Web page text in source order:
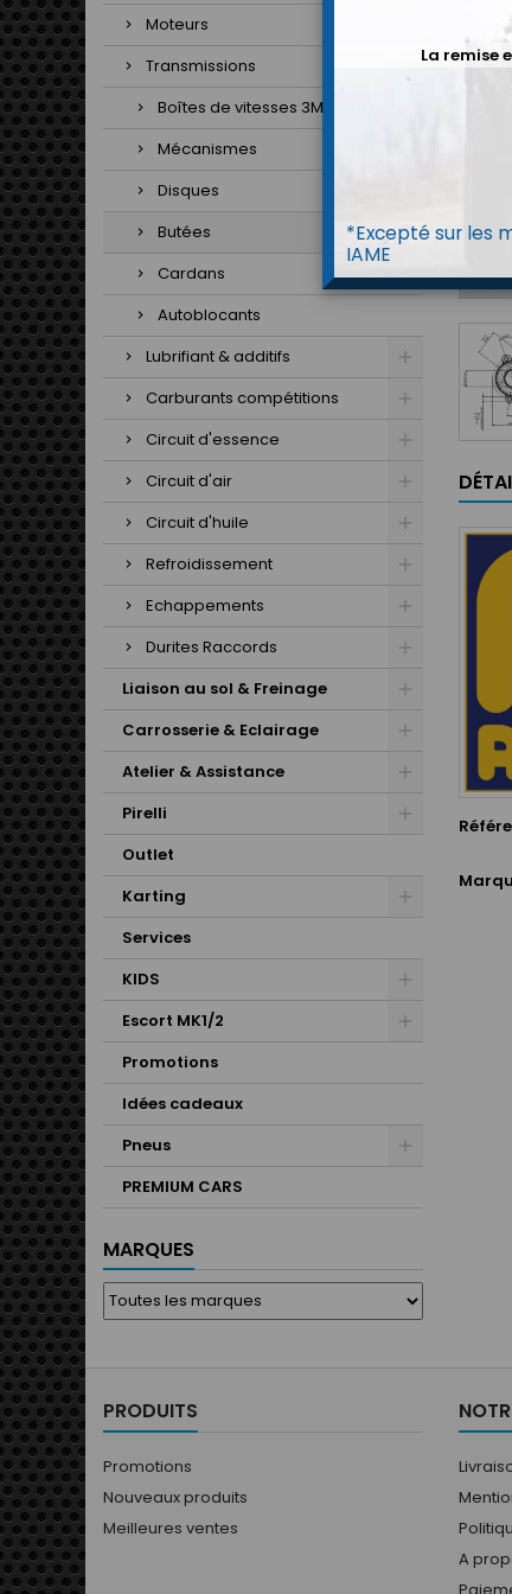
Moteurs
Transmissions
Boîtes de vitesses 3MO
Mécanismes
Disques
Butées
Cardans
Autoblocants
Lubrifiant & additifs
Carburants compétitions
Circuit d'essence
Circuit d'air
Circuit d'huile
Refroidissement
Echappements
Durites Raccords
Liaison au sol & Freinage
Carrosserie & Eclairage
Atelier & Assistance
Pirelli
Outlet
Karting
Services
KIDS
Escort MK1/2
Promotions
Idées cadeaux
Pneus
PREMIUM CARS
MARQUES
PRODUITS
Promotions
Nouveaux produits
Meilleures ventes
A
La remise
*Excepté sur les
IAME